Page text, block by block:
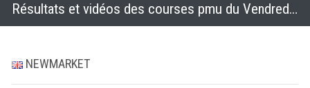
Résultats et vidéos des courses pmu du Vendredi 17 octobre 2014
NEWMARKET